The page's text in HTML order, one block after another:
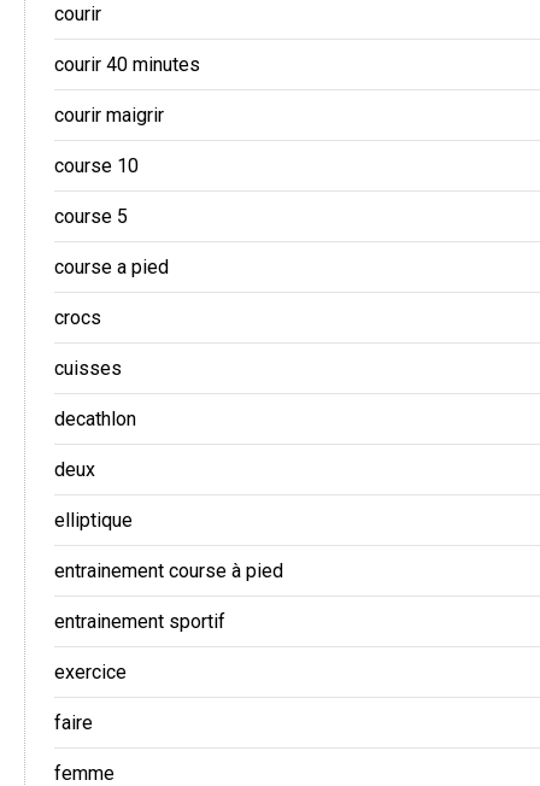
courir
courir 40 minutes
courir maigrir
course 10
course 5
course a pied
crocs
cuisses
decathlon
deux
elliptique
entrainement course à pied
entrainement sportif
exercice
faire
femme